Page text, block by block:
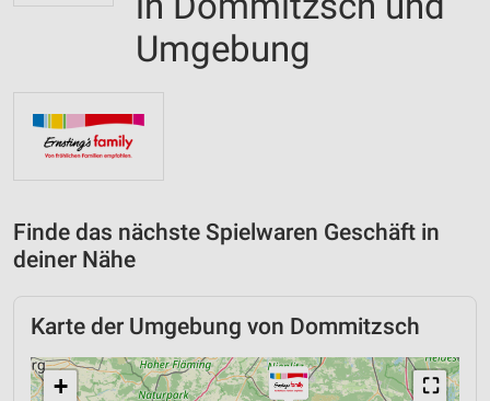
Umgebung
Finde das nächste Spielwaren Geschäft in
deiner Nähe
Karte der Umgebung von Dommitzsch
⛶
+